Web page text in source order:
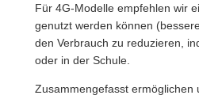
Für 4G-Modelle empfehlen wir
genutzt werden können
den Verbrauch zu reduzieren,
oder in der Schule.
Zusammengefasst